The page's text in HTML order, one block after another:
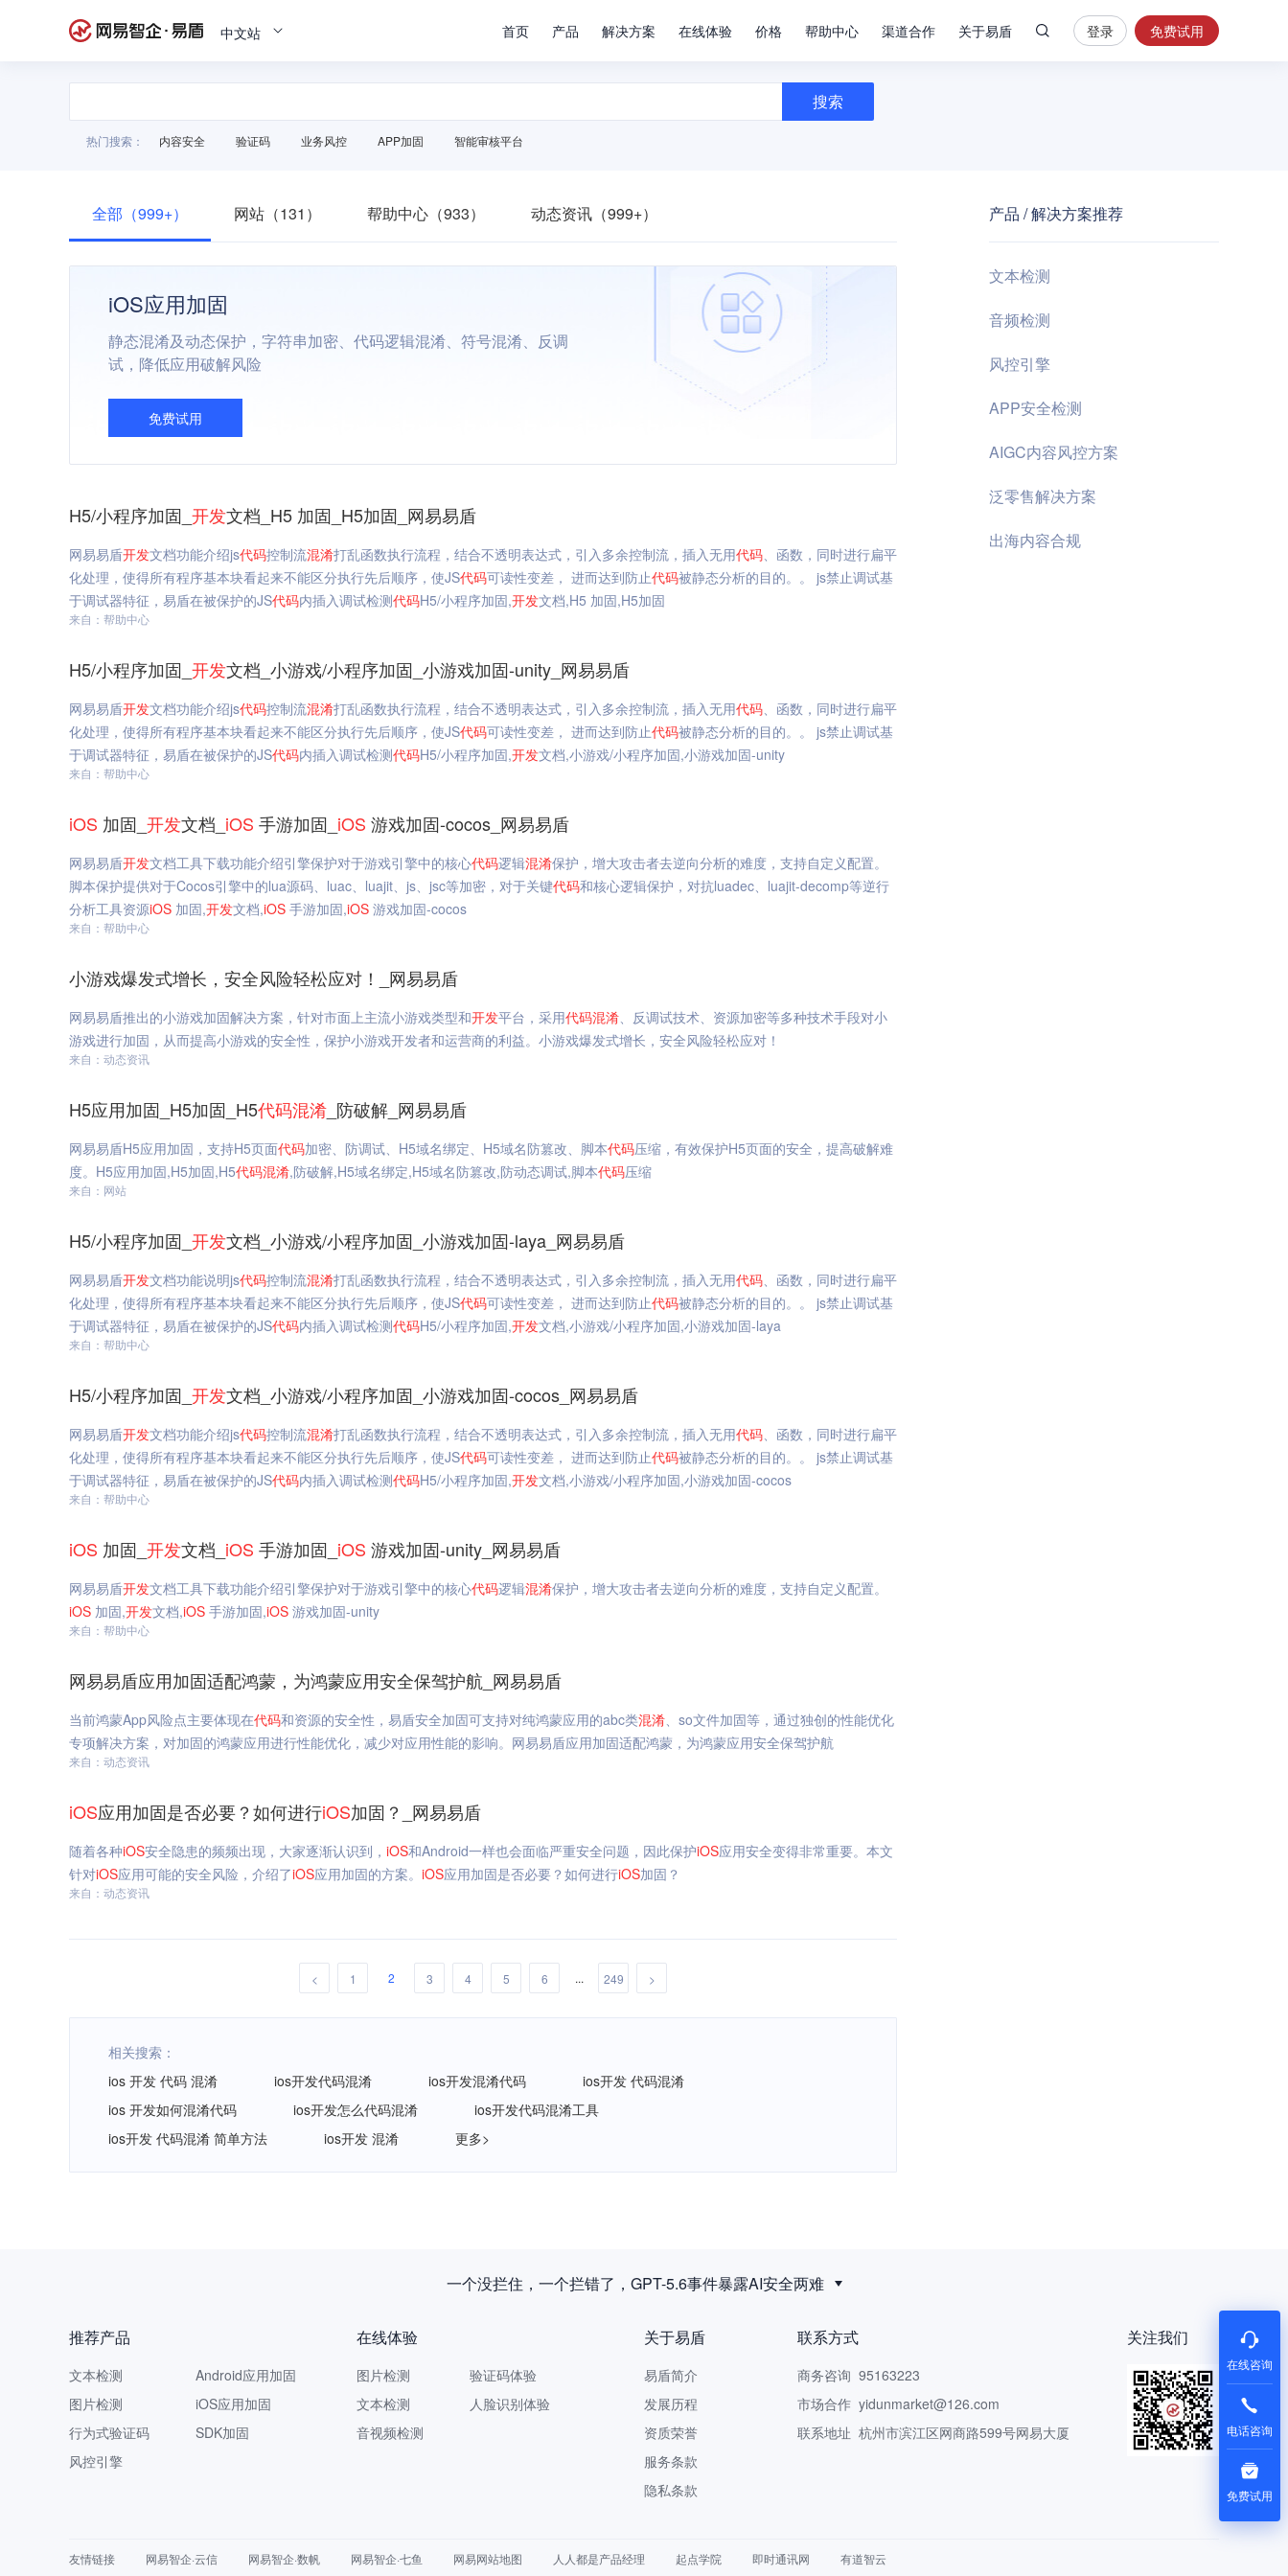
中文站 首页 产品 解决方案 在线体验 价格 帮助中心 渠道合作 关于易盾
安
全
控
登录 免费试用
搜索
热门搜索： 内容安全 验证码 业务风控 APP加固 智能审核平台
全部（999+） 网站（131） 帮助中心（933） 动态资讯（999+）
iOS应用加固
静态混淆及动态保护，字符串加密、代码逻辑混淆、符号混淆、反调
试，降低应用破解风险
免费试用
H5/小程序加固_ 开发文档_H5 加固_H5加固_网易易盾
网易易盾开发文档功能介绍js代码控制流混淆打乱函数执行流程，结合不透明表达式，引入多余控制流，插入无用代码、函数，同时进行扁平
化处理，使得所有程序基本块看起来不能区分执行先后顺序，使JS代码可读性变差， 进而达到防止代码被静态分析的目的。。 js禁止调试基
于调试器特征，易盾在被保护的JS代码内插入调试检测代码H5/小程序加固,开发文档,H5 加固,H5加固
来自：帮助中心
H5/小程序加固_ 开发文档_小游戏/小程序加固_小游戏加固-unity_网易易盾
网易易盾开发文档功能介绍js代码控制流混淆打乱函数执行流程，结合不透明表达式，引入多余控制流，插入无用代码、函数，同时进行扁平
化处理，使得所有程序基本块看起来不能区分执行先后顺序，使JS代码可读性变差， 进而达到防止代码被静态分析的目的。。 js禁止调试基
于调试器特征，易盾在被保护的JS代码内插入调试检测代码H5/小程序加固,开发文档,小游戏/小程序加固,小游戏加固-unity
来自：帮助中心
iOS 加固_ 开发文档_ iOS 手游加固_ iOS 游戏加固-cocos_网易易盾
网易易盾开发文档工具下载功能介绍引擎保护对于游戏引擎中的核心代码逻辑混淆保护，增大攻击者去逆向分析的难度，支持自定义配置。
脚本保护提供对于Cocos引擎中的lua源码、luac、luajit、js、jsc等加密，对于关键代码和核心逻辑保护，对抗luadec、luajit-decomp等逆行
分析工具资源iOS 加固,开发文档,iOS 手游加固,iOS 游戏加固-cocos
来自：帮助中心
小游戏爆发式增长，安全风险轻松应对！_网易易盾
网易易盾推出的小游戏加固解决方案，针对市面上主流小游戏类型和开发平台，采用代码混淆、反调试技术、资源加密等多种技术手段对小
游戏进行加固，从而提高小游戏的安全性，保护小游戏开发者和运营商的利益。小游戏爆发式增长，安全风险轻松应对！
来自：动态资讯
H5应用加固_H5加固_H5代码混淆 _防破解_网易易盾
网易易盾H5应用加固，支持H5页面代码加密、防调试、H5域名绑定、H5域名防篡改、脚本代码压缩，有效保护H5页面的安全，提高破解难
度。H5应用加固,H5加固,H5代码混淆,防破解,H5域名绑定,H5域名防篡改,防动态调试,脚本代码压缩
来自：网站
H5/小程序加固_ 开发文档_小游戏/小程序加固_小游戏加固-laya_网易易盾
网易易盾开发文档功能说明js代码控制流混淆打乱函数执行流程，结合不透明表达式，引入多余控制流，插入无用代码、函数，同时进行扁平
化处理，使得所有程序基本块看起来不能区分执行先后顺序，使JS代码可读性变差， 进而达到防止代码被静态分析的目的。。 js禁止调试基
于调试器特征，易盾在被保护的JS代码内插入调试检测代码H5/小程序加固,开发文档,小游戏/小程序加固,小游戏加固-laya
来自：帮助中心
H5/小程序加固_ 开发文档_小游戏/小程序加固_小游戏加固-cocos_网易易盾
网易易盾开发文档功能介绍js代码控制流混淆打乱函数执行流程，结合不透明表达式，引入多余控制流，插入无用代码、函数，同时进行扁平
化处理，使得所有程序基本块看起来不能区分执行先后顺序，使JS代码可读性变差， 进而达到防止代码被静态分析的目的。。 js禁止调试基
于调试器特征，易盾在被保护的JS代码内插入调试检测代码H5/小程序加固,开发文档,小游戏/小程序加固,小游戏加固-cocos
来自：帮助中心
iOS 加固_ 开发文档_ iOS 手游加固_ iOS 游戏加固-unity_网易易盾
网易易盾开发文档工具下载功能介绍引擎保护对于游戏引擎中的核心代码逻辑混淆保护，增大攻击者去逆向分析的难度，支持自定义配置。
iOS 加固,开发文档,iOS 手游加固,iOS 游戏加固-unity
来自：帮助中心
网易易盾应用加固适配鸿蒙，为鸿蒙应用安全保驾护航_网易易盾
当前鸿蒙App风险点主要体现在代码和资源的安全性，易盾安全加固可支持对纯鸿蒙应用的abc类混淆、so文件加固等，通过独创的性能优化
专项解决方案，对加固的鸿蒙应用进行性能优化，减少对应用性能的影响。网易易盾应用加固适配鸿蒙，为鸿蒙应用安全保驾护航
来自：动态资讯
iOS应用加固是否必要？如何进行iOS加固？_网易易盾
随着各种iOS安全隐患的频频出现，大家逐渐认识到， iOS和Android一样也会面临严重安全问题，因此保护iOS应用安全变得非常重要。本文
针对iOS应用可能的安全风险，介绍了iOS应用加固的方案。 iOS应用加固是否必要？如何进行iOS加固？
来自：动态资讯
< 1 2 3 4 5 6 ... 249 >
相关搜索：
ios 开发 代码 混淆
ios开发代码混淆 ios开发混淆代码
ios开发 代码混淆
ios 开发如何混淆代码
ios开发怎么代码混淆
ios开发代码混淆工具
ios开发 代码混淆 简单方法
ios开发 混淆 更多>
产品 / 解决方案推荐
文本检测
音频检测
风控引擎
APP安全检测
AIGC内容风控方案
泛零售解决方案
出海内容合规
一个没拦住，一个拦错了，GPT-5.6事件暴露AI安全两难
推荐产品
文本检测
图片检测
行为式验证码
风控引擎
Android应用加固
iOS应用加固
SDK加固
在线体验
图片检测
文本检测
音视频检测
验证码体验
人脸识别体验
关于易盾
易盾简介
发展历程
资质荣誉
服务条款
隐私条款
联系方式
商务咨询 95163223
市场合作 yidunmarket@126.com
联系地址 杭州市滨江区网商路599号网易大厦
关注我们
友情链接 网易智企·云信 网易智企·数帆 网易智企·七鱼 网易网站地图 人人都是产品经理 起点学院 即时通讯网 有道智云
在线咨询
电话咨询
免费试用